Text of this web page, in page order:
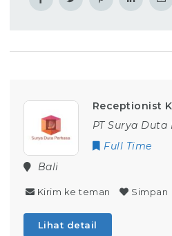
Receptionist
PT Surya Duta
Full Time
Bali
Kirim ke teman Simpan
Lihat detail